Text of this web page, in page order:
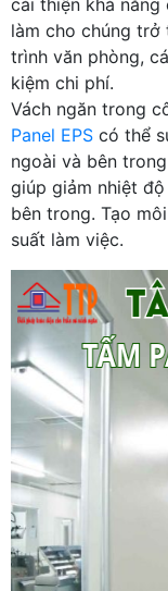
làm cho chúng trở
trình văn phòng,
kiệm chi phí.
Vách ngăn trong
Panel EPS có thể
ngoài và bên
giúp giảm nhiệt
bên trong. Tạo
suất làm việc.